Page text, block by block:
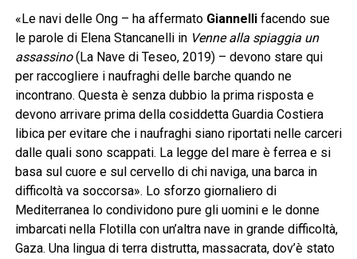
«Le navi delle Ong – ha affermato Giannellifacendo sue
le parole di Elena Stancanelli in Venne alla spiaggia un
assassino(La Nave di Teseo, 2019) – devono stare qui
per raccogliere i naufraghi delle barche quando ne
incontrano. Questa è senza dubbio la prima risposta e
devono arrivare prima della cosiddetta Guardia Costiera
libica per evitare che i naufraghi siano riportati nelle carceri
dalle quali sono scappati. La legge del mare è ferrea e si
basa sul cuore e sul cervello di chi naviga, una barca in
difficoltà va soccorsa». Lo sforzo giornaliero di
Mediterranea lo condividono pure gli uomini e le donne
imbarcati nella Flotilla con un’altra nave in grande difficoltà,
Gaza. Una lingua di terra distrutta, massacrata, dov’è stato